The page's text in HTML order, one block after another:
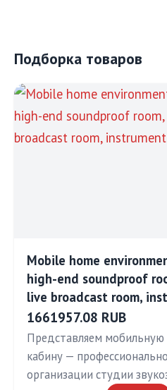
Подборка товаров
Mobile home
high-end soundproof
live broadcast room,
1661957.08 RUB
Представляем мобильную
кабину —
организации студии